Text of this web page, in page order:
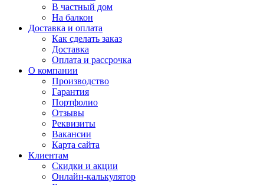
В частный дом
На балкон
Доставка и оплата
Как сделать заказ
Доставка
Оплата и рассрочка
О компании
Производство
Гарантия
Портфолио
Отзывы
Реквизиты
Вакансии
Карта сайта
Клиентам
Скидки и акции
Онлайн-калькулятор